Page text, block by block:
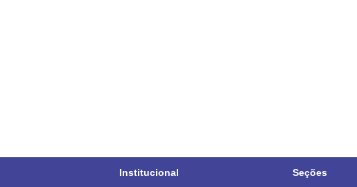
Institucional Seções